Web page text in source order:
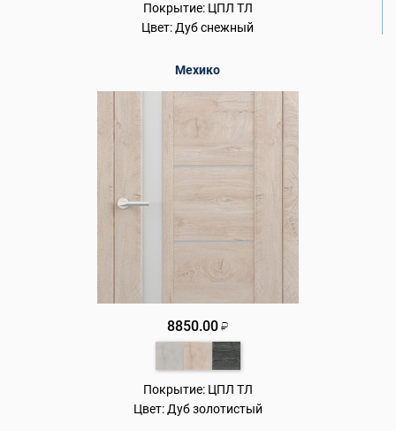
Покрытие: ЦПЛ ТЛ
Цвет: Дуб снежный
Мехико
8850.00 ₽
Покрытие: ЦПЛ ТЛ
Цвет: Дуб золотистый